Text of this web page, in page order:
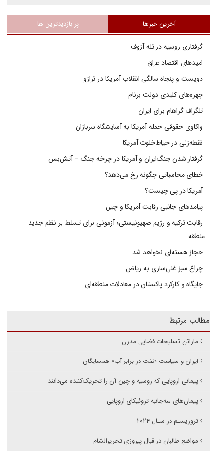
آخرین خبرها پر بازدیدترین ها
گرفتاری روسیه در تله آزوف
امیدهای اقتصاد عراق
دویست و پنجاه سالگی انقلاب آمریکا در ترازو
چهره‌های کلیدی دولت برنام
تلگراف گراهام برای ایران
واکاوی حقوقی حمله آمریکا به آسایشگاه سربازان
نقطه‌زنی در حیاط‌خلوت آمریکا
گرفتار شدن جنگ‌ایران و آمریکا در چرخه جنگ – آتش‌بس
خطای محاسباتی چگونه رخ می‌دهد؟
آمریکا در پی چیست؟
پیامدهای جانبی رقابت آمریکا و چین
رقابت ترکیه و رژیم صهیونیستی؛ آزمونی برای تسلط بر نظم جدید
منطقه
حجاز هسته‌ای نخواهد شد
چراغ سبز غنی‌سازی به ریاض
جایگاه و کارکرد پاکستان در معادلات منطقه‌ای
مطالب مرتبط
ماراتن تسلیحات فضایی مدرن
ایران و سیاست «نفت در برابر آب» همسایگان
پیمانی اروپایی که روسیه و چین آن را تحریک‌کننده می‌دانند
پیمان‌‌های سه‌جانبه تروئیکای اروپایی
تروریسـم در سـال ۲۰۲۴
مواضع طالبان در قبال پیروزی تحریرالشام